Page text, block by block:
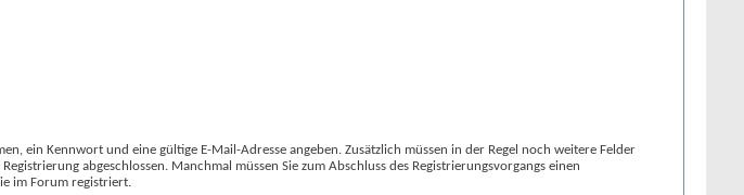
ein Kennwort und eine gültige E-Mail-Adresse angeben. Zusätzlich müssen in der Regel noch weitere Felder
abgeschlossen. Manchmal müssen Sie zum Abschluss des Registrierungsvorgangs einen
im Forum registriert.